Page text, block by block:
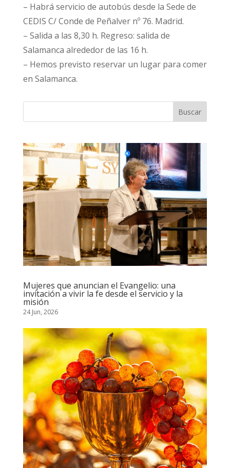
– Habrá servicio de autobús desde la Sede de
CEDIS C/ Conde de Peñalver nº 76. Madrid.
– Salida a las 8,30 h. Regreso: salida de
Salamanca alrededor de las 16 h.
– Hemos previsto reservar un lugar para comer
en Salamanca.
Mujeres que anuncian el Evangelio: una
invitación a vivir la fe desde el servicio y la
misión
24 Jun, 2026